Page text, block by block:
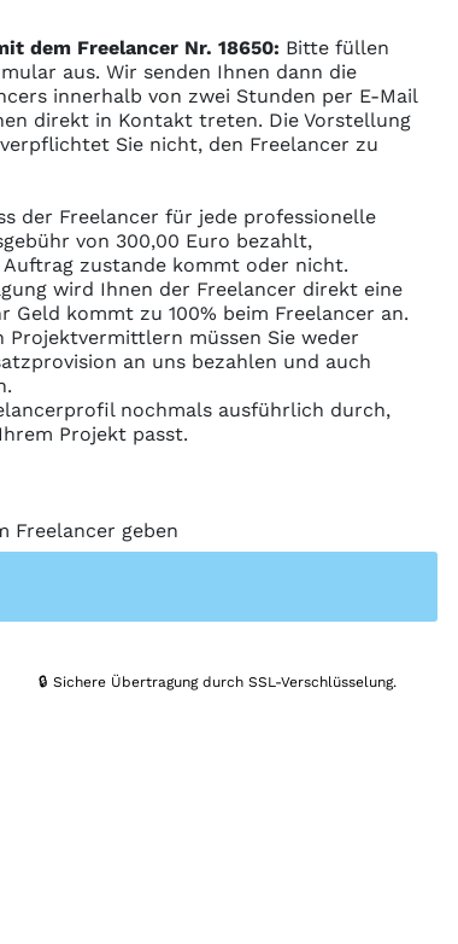
dem Freelancer Nr. 18650: Bitte füllen
aus. Wir senden Ihnen dann die
innerhalb von zwei Stunden per E-Mail
direkt in Kontakt treten. Die Vorstellung
Sie nicht, den Freelancer zu
der Freelancer für jede professionelle
von 300,00 Euro bezahlt,
Auftrag zustande kommt oder nicht.
wird Ihnen der Freelancer direkt eine
Geld kommt zu 100% beim Freelancer an.
Projektvermittlern müssen Sie weder
an uns bezahlen und auch
nochmals ausführlich durch,
Projekt passt.
Freelancer geben
🔒 Sichere Übertragung durch SSL-Verschlüsselung.